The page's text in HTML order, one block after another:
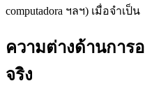
computadora ฯลฯ) เมื่อจำเป็น
ความต่างด้านการ
จริง